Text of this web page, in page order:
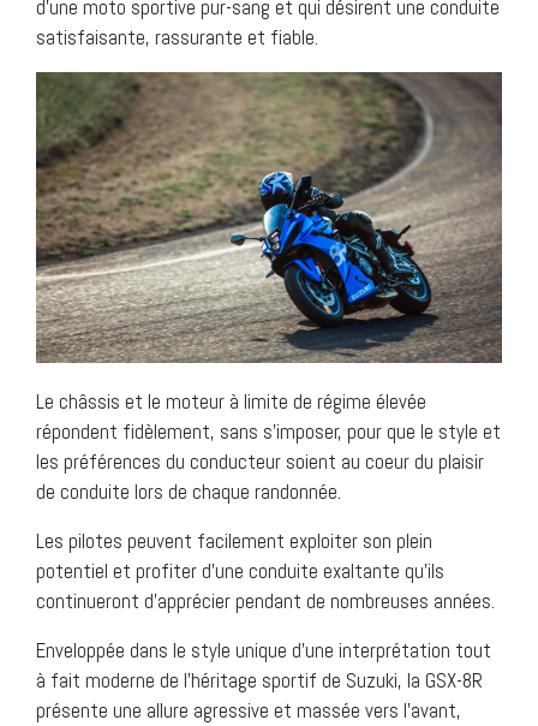
d’une moto sportive pur-sang et qui désirent une conduite
satisfaisante, rassurante et fiable.
Le châssis et le moteur à limite de régime élevée
répondent fidèlement, sans s’imposer, pour que le style et
les préférences du conducteur soient au coeur du plaisir
de conduite lors de chaque randonnée.
Les pilotes peuvent facilement exploiter son plein
potentiel et profiter d’une conduite exaltante qu’ils
continueront d’apprécier pendant de nombreuses années.
Enveloppée dans le style unique d’une interprétation tout
à fait moderne de l’héritage sportif de Suzuki, la GSX-8R
présente une allure agressive et massée vers l’avant,